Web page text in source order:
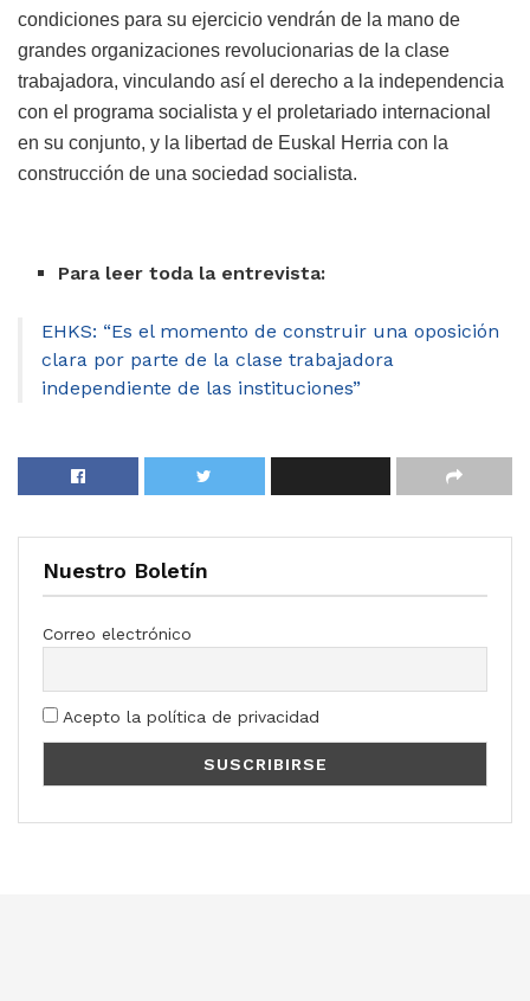
condiciones para su ejercicio vendrán de la mano de
grandes organizaciones revolucionarias de la clase
trabajadora, vinculando así el derecho a la independencia
con el programa socialista y el proletariado internacional
en su conjunto, y la libertad de Euskal Herria con la
construcción de una sociedad socialista.
Para leer toda la entrevista:
EHKS: “Es el momento de construir una oposición
clara por parte de la clase trabajadora
independiente de las instituciones”
Nuestro Boletín
Correo electrónico
Acepto la política de privacidad